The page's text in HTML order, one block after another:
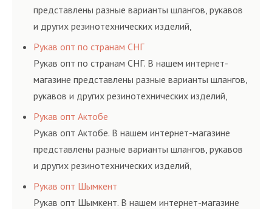
представлены разные варианты шлангов, рукавов
и других резинотехнических изделий,
соответствующих ГОСТам, техническим условиям
и нормативам.
Рукав опт по странам СНГ
Рукав опт по странам СНГ. В нашем интернет-
магазине представлены разные варианты шлангов,
рукавов и других резинотехнических изделий,
соответствующих ГОСТам, техническим условиям
и нормативам.
Рукав опт Актобе
Рукав опт Актобе. В нашем интернет-магазине
представлены разные варианты шлангов, рукавов
и других резинотехнических изделий,
соответствующих ГОСТам, техническим условиям
и нормативам.
Рукав опт Шымкент
Рукав опт Шымкент. В нашем интернет-магазине